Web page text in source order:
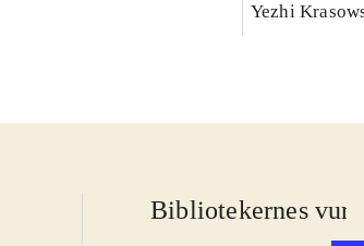
Yezhi
Bibliotekernes